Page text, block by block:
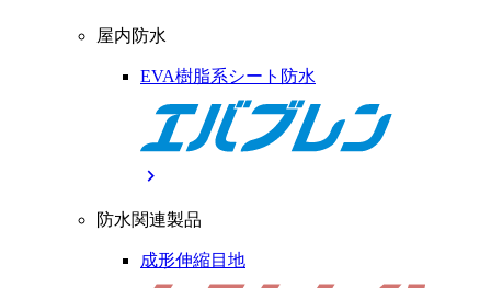
屋内防水
EVA樹脂系シート防水
chevron_right
防水関連製品
成形伸縮目地